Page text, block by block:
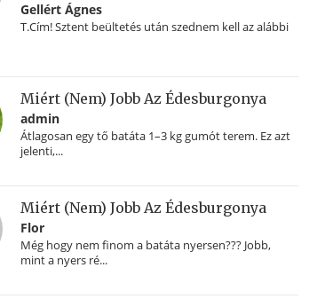
Gellért Ágnes
T.Cím! Sztent beültetés után szednem kell az alábbi
Miért (nem) Jobb Az Édesburgonya
admin
Átlagosan egy tő batáta 1–3 kg gumót terem. Ez azt
jelenti,...
Miért (nem) Jobb Az Édesburgonya
Flor
Még hogy nem finom a batáta nyersen??? Jobb,
mint a nyers ré...